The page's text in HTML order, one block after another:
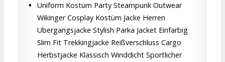
Uniform Kostüm Party Steampunk Outwear
Wikinger Cosplay Kostüm Jacke Herren
Ubergangsjacke Stylish Parka Jacket Einfarbig
Slim Fit Trekkingjacke Reißverschluss Cargo
Herbstjacke Klassisch Winddicht Sportlicher